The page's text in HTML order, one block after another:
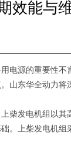
效能与
电源的重要性
山东华全动力将
柴发电机组以
。上柴发电机